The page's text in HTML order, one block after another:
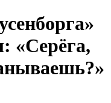
«Серёга,